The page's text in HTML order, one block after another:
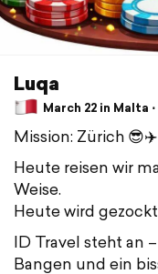
Luqa
March 22 in Malta
Mission: Zürich 😎✈️
Heute reisen wir
Weise.
Heute wird
ID Travel steht an
Bangen und ein